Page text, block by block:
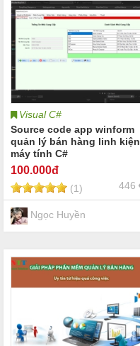
Visual C#
Source code app winform
quản lý bán hàng linh kiện
máy tính C#
100.000đ
(1) 446
Ngọc Huyền